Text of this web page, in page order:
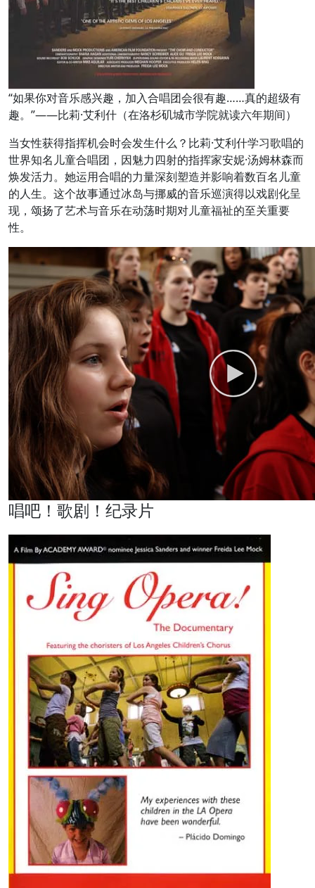
“如果你对音乐感兴趣，加入合唱团会很有趣……真的超级有
趣。”——比莉·艾利什（在洛杉矶城市学院就读六年期间）
当女性获得指挥机会时会发生什么？比莉·艾利什学习歌唱的
世界知名儿童合唱团，因魅力四射的指挥家安妮·汤姆林森而
焕发活力。她运用合唱的力量深刻塑造并影响着数百名儿童
的人生。这个故事通过冰岛与挪威的音乐巡演得以戏剧化呈
现，颂扬了艺术与音乐在动荡时期对儿童福祉的至关重要
性。
唱吧！歌剧！纪录片